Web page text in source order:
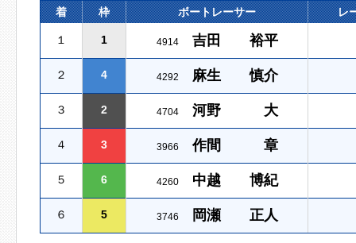
着 枠 ボートレーサー レ
１ 1 4914 吉田 裕平
２ 4 4292 麻生 慎介
３ 2 4704 河野 大
４ 3 3966 作間 章
５ 6 4260 中越 博紀
６ 5 3746 岡瀬 正人